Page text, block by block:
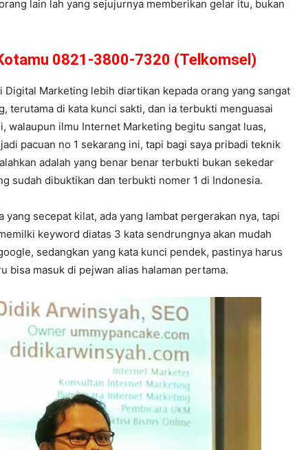
lain lah yang sejujurnya memberikan gelar itu, bukan
0821-3800-7320 (Telkomsel)
Marketing lebih diartikan kepada orang yang sangat
terutama di kata kunci sakti, dan ia terbukti menguasai
walaupun ilmu Internet Marketing begitu sangat luas,
pacuan no 1 sekarang ini, tapi bagi saya pribadi teknik
adalah yang benar benar terbukti bukan sekedar
sudah dibuktikan dan terbukti nomer 1 di Indonesia.
yang secepat kilat, ada yang lambat pergerakan nya, tapi
keyword diatas 3 kata sendrungnya akan mudah
sedangkan yang kata kunci pendek, pastinya harus
bisa masuk di pejwan alias halaman pertama.